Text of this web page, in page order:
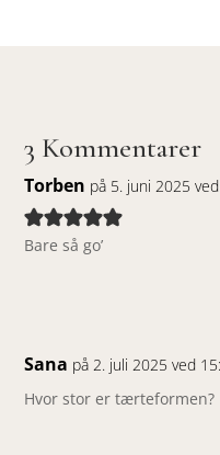
3 Kommentarer
Torben på 5. juni 2025
Bare så go’
Sana på 2. juli 2025 ved
Hvor stor er tærteformen?